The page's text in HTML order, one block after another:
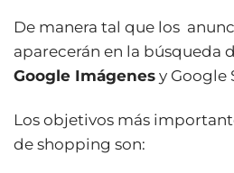
De manera tal que los
aparecerán en la búsqueda
Google Imágenes y Google
Los objetivos más
de shopping son: